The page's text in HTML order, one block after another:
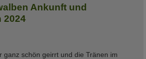
Ankunft und
2024
ganz schön geirrt und die Tränen im